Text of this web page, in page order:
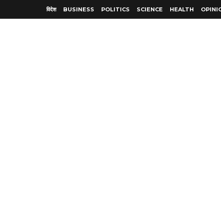
विदेश BUSINESS POLITICS SCIENCE HEALTH